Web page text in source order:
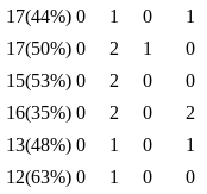
17(44%) 0 1 0
1
17(50%) 0 2 1
0
15(53%) 0 2 0
0
16(35%) 0 2 0
2
13(48%) 0 1 0
1
12(63%) 0 1 0
0